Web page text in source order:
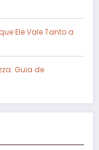
Ele Vale Tanto a
Guia de